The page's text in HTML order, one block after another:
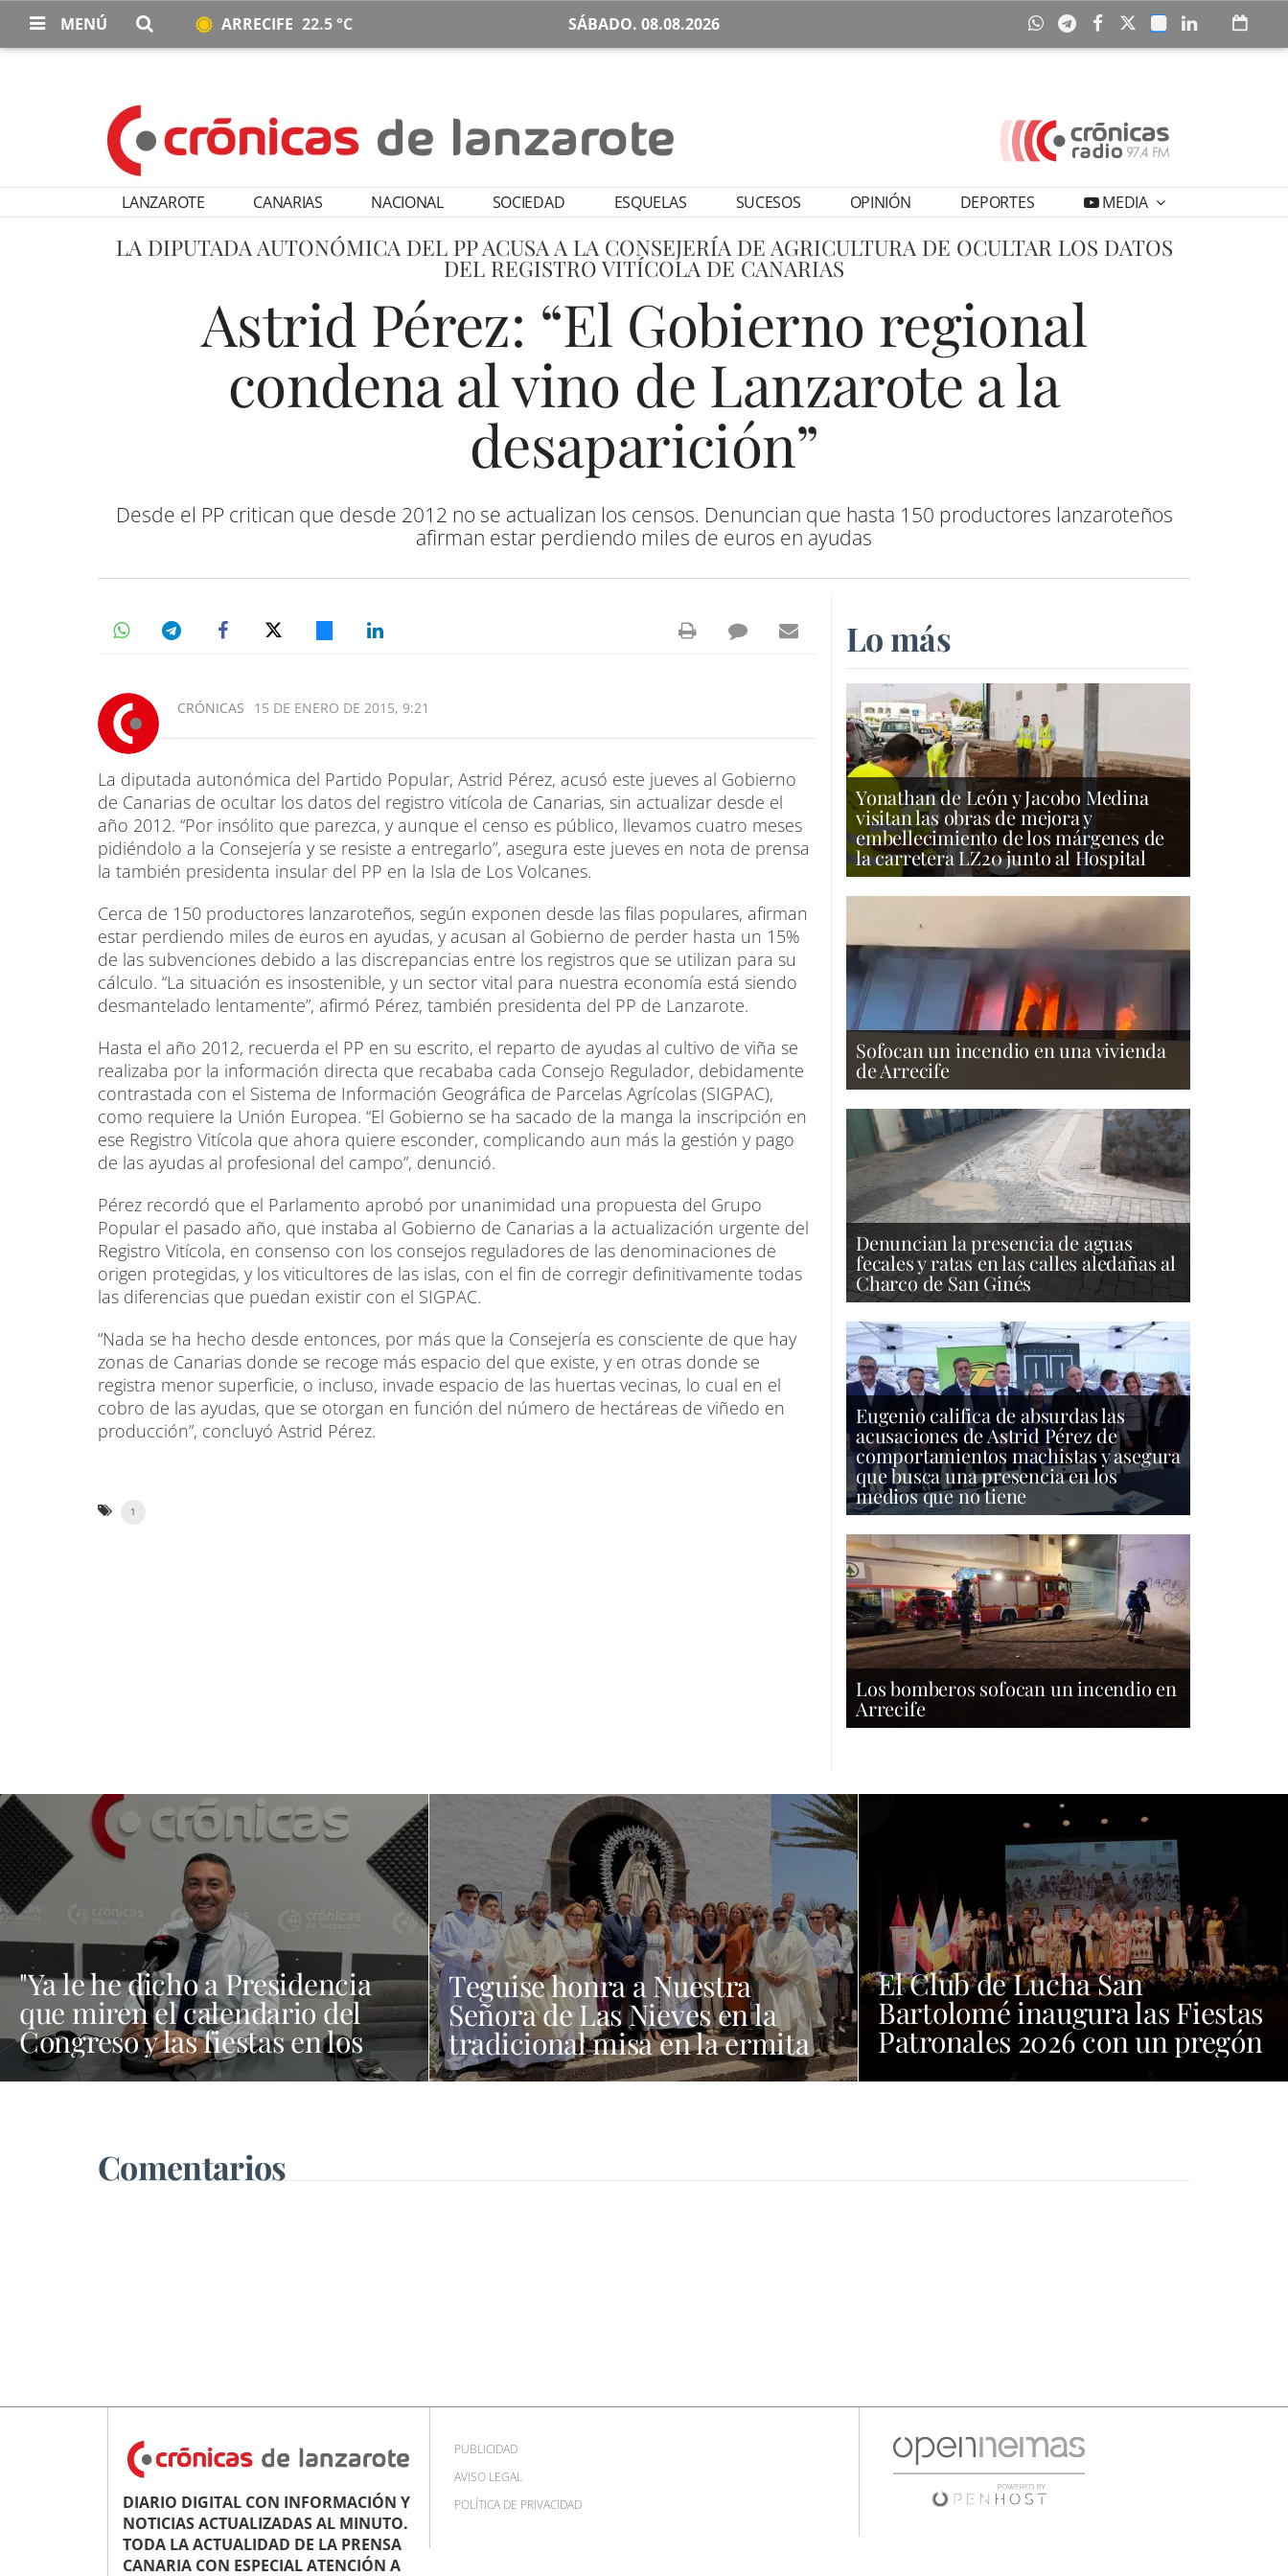
MENÚ ARRECIFE 22.5 °C SÁBADO. 08.08.2026
LANZAROTE CANARIAS NACIONAL SOCIEDAD ESQUELAS SUCESOS OPINIÓN DEPORTES MEDIA
LA DIPUTADA AUTONÓMICA DEL PP ACUSA A LA CONSEJERÍA DE AGRICULTURA DE OCULTAR LOS DATOS
DEL REGISTRO VITÍCOLA DE CANARIAS
Astrid Pérez: “El Gobierno regional
condena al vino de Lanzarote a la
desaparición”
Desde el PP critican que desde 2012 no se actualizan los censos. Denuncian que hasta 150 productores lanzaroteños
afirman estar perdiendo miles de euros en ayudas
CRÓNICAS 15 DE ENERO DE 2015, 9:21
La diputada autonómica del Partido Popular, Astrid Pérez, acusó este jueves al Gobierno
de Canarias de ocultar los datos del registro vitícola de Canarias, sin actualizar desde el
año 2012. “Por insólito que parezca, y aunque el censo es público, llevamos cuatro meses
pidiéndolo a la Consejería y se resiste a entregarlo”, asegura este jueves en nota de prensa
la también presidenta insular del PP en la Isla de Los Volcanes.
Cerca de 150 productores lanzaroteños, según exponen desde las filas populares, afirman
estar perdiendo miles de euros en ayudas, y acusan al Gobierno de perder hasta un 15%
de las subvenciones debido a las discrepancias entre los registros que se utilizan para su
cálculo. “La situación es insostenible, y un sector vital para nuestra economía está siendo
desmantelado lentamente”, afirmó Pérez, también presidenta del PP de Lanzarote.
Hasta el año 2012, recuerda el PP en su escrito, el reparto de ayudas al cultivo de viña se
realizaba por la información directa que recababa cada Consejo Regulador, debidamente
contrastada con el Sistema de Información Geográfica de Parcelas Agrícolas (SIGPAC),
como requiere la Unión Europea. “El Gobierno se ha sacado de la manga la inscripción en
ese Registro Vitícola que ahora quiere esconder, complicando aun más la gestión y pago
de las ayudas al profesional del campo”, denunció.
Pérez recordó que el Parlamento aprobó por unanimidad una propuesta del Grupo
Popular el pasado año, que instaba al Gobierno de Canarias a la actualización urgente del
Registro Vitícola, en consenso con los consejos reguladores de las denominaciones de
origen protegidas, y los viticultores de las islas, con el fin de corregir definitivamente todas
las diferencias que puedan existir con el SIGPAC.
“Nada se ha hecho desde entonces, por más que la Consejería es consciente de que hay
zonas de Canarias donde se recoge más espacio del que existe, y en otras donde se
registra menor superficie, o incluso, invade espacio de las huertas vecinas, lo cual en el
cobro de las ayudas, que se otorgan en función del número de hectáreas de viñedo en
producción”, concluyó Astrid Pérez.
1
Lo más
Yonathan de León y Jacobo Medina
visitan las obras de mejora y
embellecimiento de los márgenes de
la carretera LZ20 junto al Hospital
Sofocan un incendio en una vivienda
de Arrecife
Denuncian la presencia de aguas
fecales y ratas en las calles aledañas al
Charco de San Ginés
Eugenio califica de absurdas las
acusaciones de Astrid Pérez de
comportamientos machistas y asegura
que busca una presencia en los
medios que no tiene
Los bomberos sofocan un incendio en
Arrecife
"Ya le he dicho a Presidencia
que miren el calendario del
Congreso y las fiestas en los
municipios porque Dolores
Teguise honra a Nuestra
Señora de Las Nieves en la
tradicional misa en la ermita
El Club de Lucha San
Bartolomé inaugura las Fiestas
Patronales 2026 con un pregón
cargado de emoción y orgullo
Comentarios
DIARIO DIGITAL CON INFORMACIÓN Y
NOTICIAS ACTUALIZADAS AL MINUTO.
TODA LA ACTUALIDAD DE LA PRENSA
CANARIA CON ESPECIAL ATENCIÓN A
PUBLICIDAD
AVISO LEGAL
POLÍTICA DE PRIVACIDAD